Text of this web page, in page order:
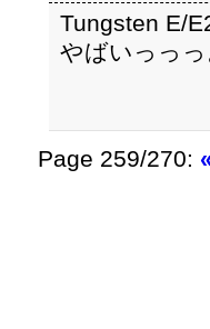
Tungsten E/
やばいっっっ
Page 259/270: